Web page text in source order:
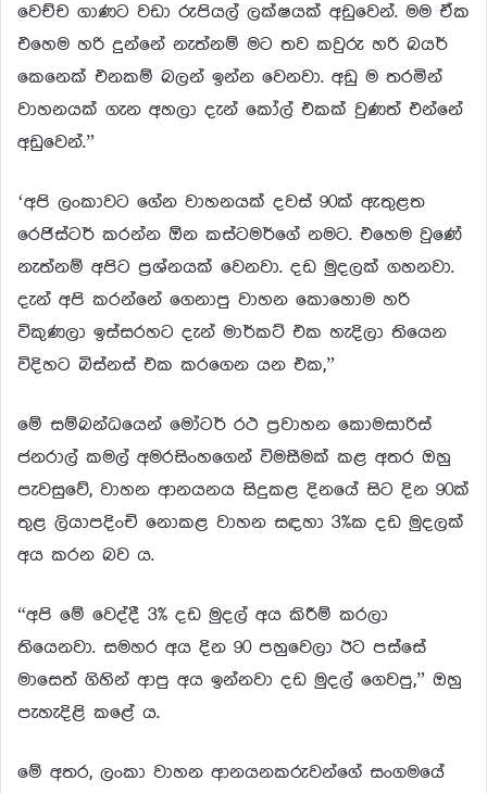
වෙච්ච ගාණට වඩා රුපියල් ලක්ෂයක් අඩුවෙන්. මම ඒක
එහෙම හරි දුන්නේ නැත්නම් මට තව කවුරු හරි බයර්
කෙනෙක් එනකම් බලන් ඉන්න වෙනවා. අඩු ම තරමින්
වාහනයක් ගැන අහලා දැන් කෝල් එකක් වුණත් එන්නේ
අඩුවෙන්.”
‘අපි ලංකාවට ගේන වාහනයක් දවස් 90ක් ඇතුළත
රෙජිස්ටර් කරන්න ඕන කස්ටමර්ගේ නමට. එහෙම වුණේ
නැත්නම් අපිට ප්‍රශ්නයක් වෙනවා. දඩ මුදලක් ගහනවා.
දැන් අපි කරන්නේ ගෙනාපු වාහන කොහොම හරි
විකුණලා ඉස්සරහට දැන් මාර්කට් එක හැදිලා තියෙන
විදිහට බිස්නස් එක කරගෙන යන එක,”
මේ සම්බන්ධයෙන් මෝටර් රථ ප්‍රවාහන කොමසාරිස්
ජනරාල් කමල් අමරසිංහගෙන් විමසීමක් කළ අතර ඔහු
පැවසුවේ, වාහන ආනයනය සිදුකළ දිනයේ සිට දින 90ක්
තුළ ලියාපදිංචි නොකළ වාහන සඳහා 3%ක දඩ මුදලක්
අය කරන බව ය.
“අපි මේ වෙද්දී 3% දඩ මුදල් අය කිරීම් කරලා
තියෙනවා. සමහර අය දින 90 පහුවෙලා ඊට පස්සේ
මාසෙත් ගිහින් ආපු අය ඉන්නවා දඩ මුදල් ගෙවපු,” ඔහු
පැහැදිළි කළේ ය.
මේ අතර, ලංකා වාහන ආනයනකරුවන්ගේ සංගමයේ